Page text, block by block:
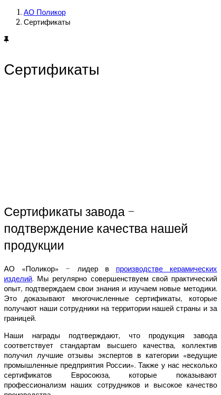
АО Поликор
Сертификаты
Сертификаты
Сертификаты завода –
подтверждение качества нашей
продукции
АО «Поликор» – лидер в производстве керамических
изделий. Мы регулярно совершенствуем свой практический
опыт, подтверждаем свои знания и изучаем новые методики.
Это доказывают многочисленные сертификаты, которые
получают наши сотрудники на территории нашей страны и за
границей.
Наши награды подтверждают, что продукция завода
соответствует стандартам высшего качества, коллектив
получил лучшие отзывы экспертов в категории «ведущие
промышленные предприятия России». Также у нас несколько
сертификатов Евросоюза, которые показывают
профессионализм наших сотрудников и высокое качество